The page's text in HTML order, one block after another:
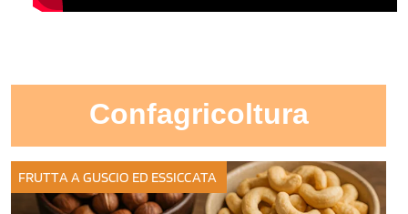
Confagricoltura
FRUTTA A GUSCIO ED ESSICCATA